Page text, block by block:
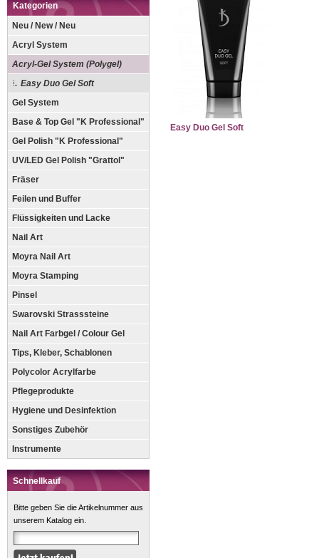
Kategorien
Neu / New / Neu
Acryl System
Acryl-Gel System (Polygel)
Easy Duo Gel Soft
Gel System
Base & Top Gel "K Professional"
Gel Polish "K Professional"
UV/LED Gel Polish "Grattol"
Fräser
Feilen und Buffer
Flüssigkeiten und Lacke
Nail Art
Moyra Nail Art
Moyra Stamping
Pinsel
Swarovski Strasssteine
Nail Art Farbgel / Colour Gel
Tips, Kleber, Schablonen
Polycolor Acrylfarbe
Pflegeprodukte
Hygiene und Desinfektion
Sonstiges Zubehör
Instrumente
Schnellkauf
Bitte geben Sie die Artikelnummer aus
unserem Katalog ein.
Easy Duo Gel Soft